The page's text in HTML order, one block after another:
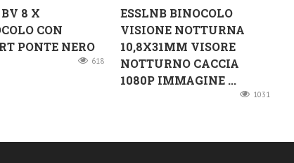
8 X
CON
PONTE NERO
618
ESSLNB BINOCOLO
VISIONE NOTTURNA
10,8X31MM VISORE
NOTTURNO CACCIA
1080P IMMAGINE ...
1031